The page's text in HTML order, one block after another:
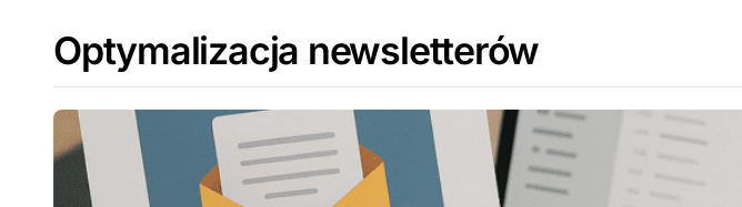
Optymalizacja newsletterów